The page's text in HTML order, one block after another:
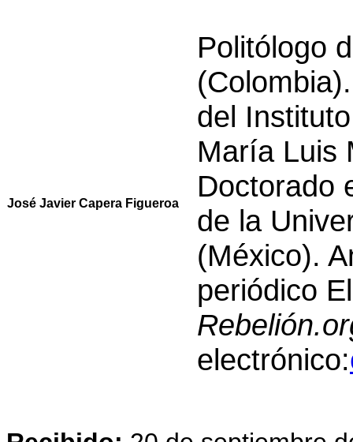
José Javier Capera Figueroa
Politólogo
del
María Luis
Doctorado
de la
(México).
periódico
electrónico: